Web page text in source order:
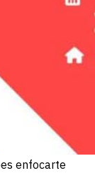
enfocarte